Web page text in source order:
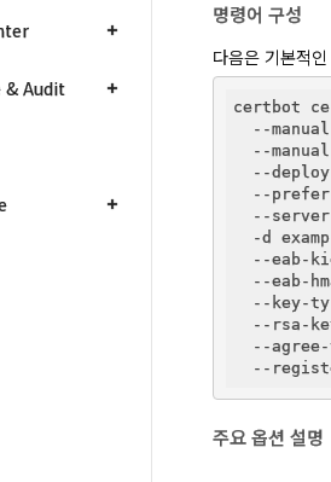
& Audit
명령어 구성
다음은 기본적
certbot
--
--
--
--
--
-d
--eab-
--eab-
--key-
--rsa-
--
주요 옵션 설명